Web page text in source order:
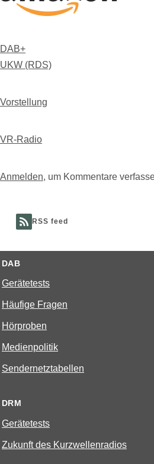
DAB+
UKW (RDS)
Vorstellung
VR-Radio
Anmelden, um Kommentare
RSS feed
DAB
Gerätetests
Häufige Fragen
Hörproben
Medienpolitik
Sendernetztabellen
DRM
Gerätetests
Zukunft des Kurzwellenradios